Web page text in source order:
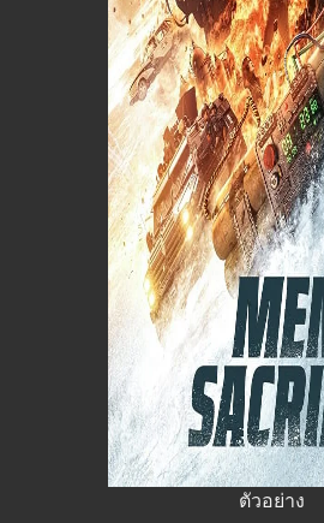
ตัวอย่าง